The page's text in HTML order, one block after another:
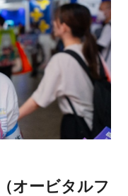
オービタルフ